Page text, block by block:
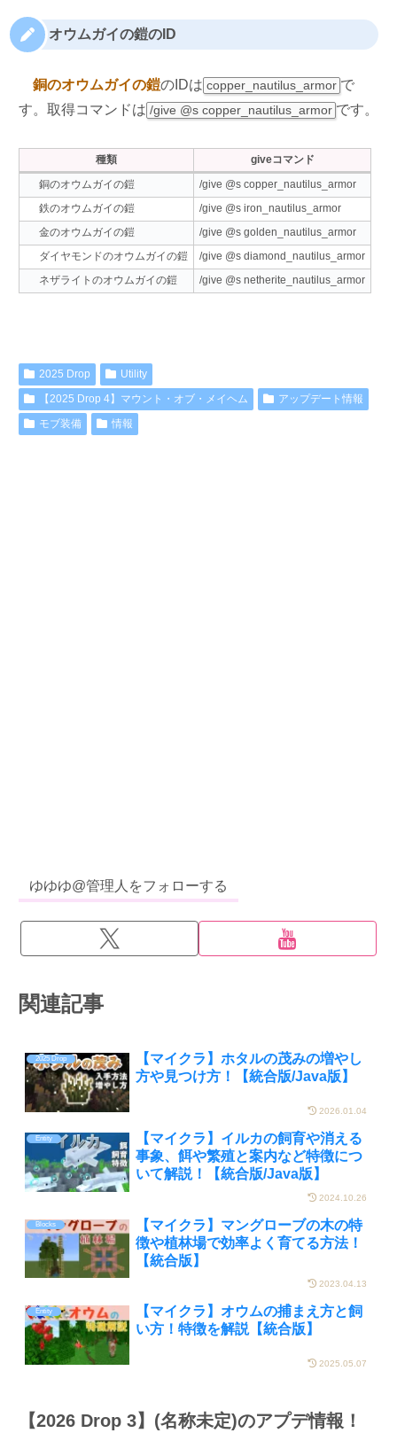
オウムガイの鎧のID
銅のオウムガイの鎧のIDは copper_nautilus_armor で
す。取得コマンドは /give @s copper_nautilus_armor です。
種類 giveコマンド
銅のオウムガイの鎧 /give @s copper_nautilus_armor
鉄のオウムガイの鎧 /give @s iron_nautilus_armor
金のオウムガイの鎧 /give @s golden_nautilus_armor
ダイヤモンドのオウムガイの鎧 /give @s diamond_nautilus_armor
ネザライトのオウムガイの鎧 /give @s netherite_nautilus_armor
2025 Drop
Utility
【2025 Drop 4】マウント・オブ・メイヘム
アップデート情報
モブ装備
情報
ゆゆゆ@管理人をフォローする
関連記事
2025 Drop
【マイクラ】ホタルの茂みの増やし
方や見つけ方！【統合版/Java版】
2026.01.04
Entity
【マイクラ】イルカの飼育や消える
事象、餌や繁殖と案内など特徴につ
いて解説！【統合版/Java版】
2024.10.26
Blocks
【マイクラ】マングローブの木の特
徴や植林場で効率よく育てる方法！
【統合版】
2023.04.13
Entity
【マイクラ】オウムの捕まえ方と飼
い方！特徴を解説【統合版】
2025.05.07
【2026 Drop 3】(名称未定)のアプデ情報！